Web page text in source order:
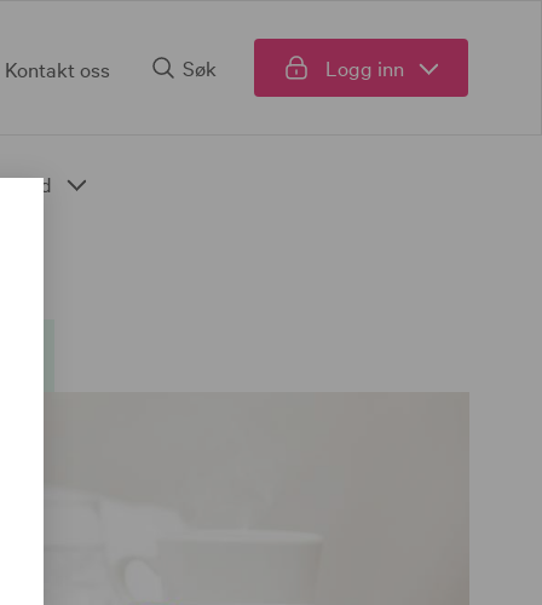
Fond
Kontakt oss Søk Logg inn